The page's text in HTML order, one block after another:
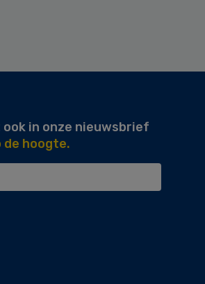
in onze nieuwsbrief
de hoogte.